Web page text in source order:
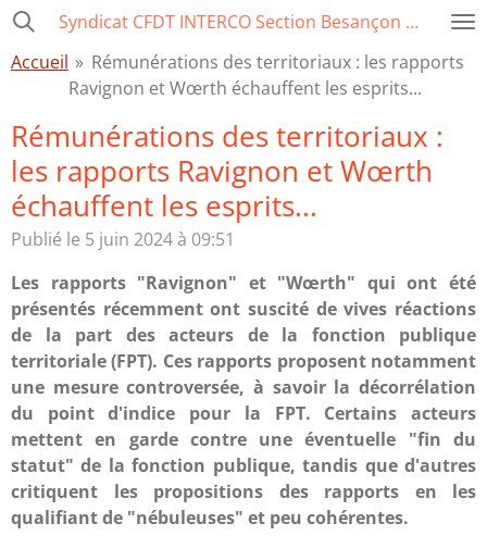
Passer
contenu
principal
Syndicat CFDT INTERCO Section Besançon Ville-CCAS-GBM
Accueil » Rémunérations des territoriaux : les rapports
Ravignon et Wœrth échauffent les esprits...
Rémunérations des territoriaux :
les rapports Ravignon et Wœrth
échauffent les esprits...
Publié le 5 juin 2024 à 09:51
Les rapports "Ravignon" et "Wœrth" qui ont été
présentés récemment ont suscité de vives réactions
de la part des acteurs de la fonction publique
territoriale (FPT). Ces rapports proposent notamment
une mesure controversée, à savoir la décorrélation
du point d'indice pour la FPT. Certains acteurs
mettent en garde contre une éventuelle "fin du
statut" de la fonction publique, tandis que d'autres
critiquent les propositions des rapports en les
qualifiant de "nébuleuses" et peu cohérentes.